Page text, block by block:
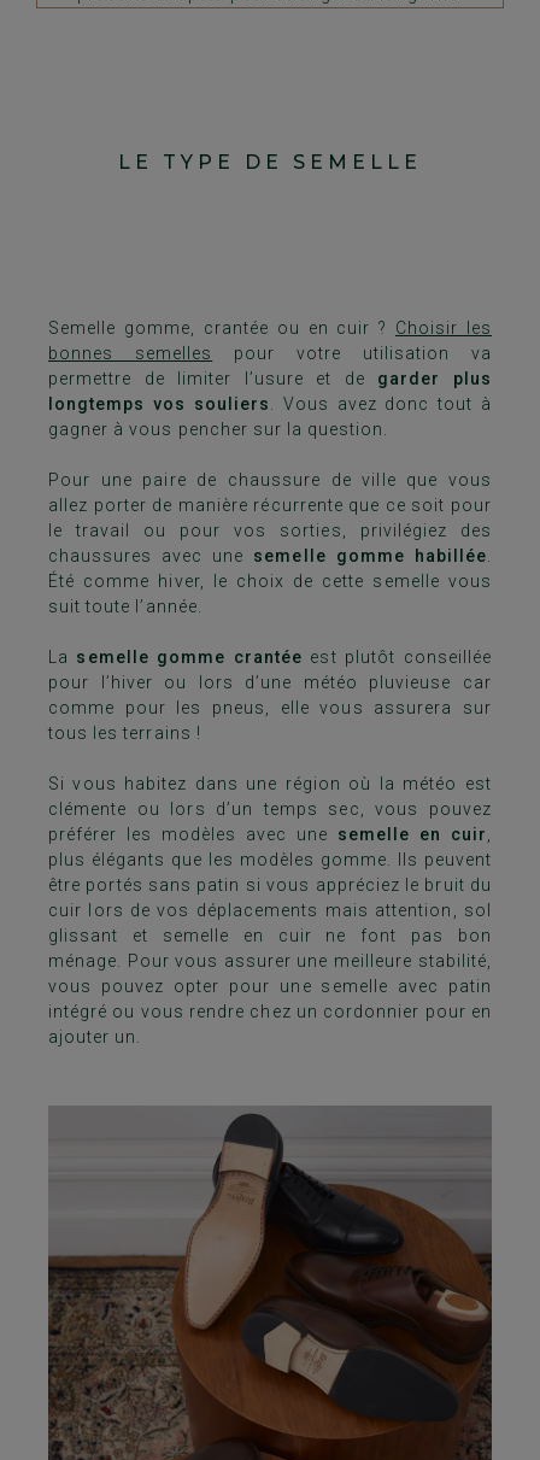
LE TYPE DE SEMELLE
Semelle gomme, crantée ou en cuir ? Choisir les
bonnes semelles
pour votre utilisation va
permettre de limiter l’usure et de garder plus
longtemps vos souliers
. Vous avez donc tout à
gagner à vous pencher sur la question.
Pour une paire de chaussure de ville que vous
allez porter de manière récurrente que ce soit pour
le travail ou pour vos sorties, privilégiez des
chaussures avec une semelle gomme habillée
Été comme hiver, le choix de cette semelle vous
suit toute l’année.
La semelle gomme crantée est plutôt conseillée
pour l’hiver ou lors d’une météo pluvieuse car
comme pour les pneus, elle vous assurera sur
tous les terrains !
Si vous habitez dans une région où la météo est
clémente ou lors d’un temps sec, vous pouvez
préférer les modèles avec une semelle en cuir
plus élégants que les modèles gomme. Ils peuvent
être portés sans patin si vous appréciez le bruit du
cuir lors de vos déplacements mais attention, sol
glissant et semelle en cuir ne font pas bon
ménage. Pour vous assurer une meilleure stabilité,
vous pouvez opter pour une semelle avec patin
intégré ou vous rendre chez un cordonnier pour en
ajouter un.